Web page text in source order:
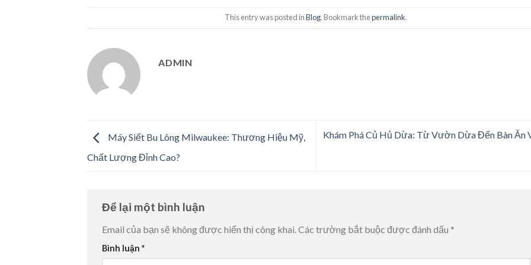
This entry was posted inBlog. Bookmark thepermalink.
ADMIN
Máy Siết Bu Lông Milwaukee: Thương Hiệu Mỹ,
Chất Lượng Đỉnh Cao?
Khám Phá Củ Hủ Dừa: Từ Vườn Dừa Đến Bàn Ăn
Để lại một bình luận
Email của bạn sẽ không được hiển thị công khai. Các trường bắt buộc được đánh dấu *
Bình luận *